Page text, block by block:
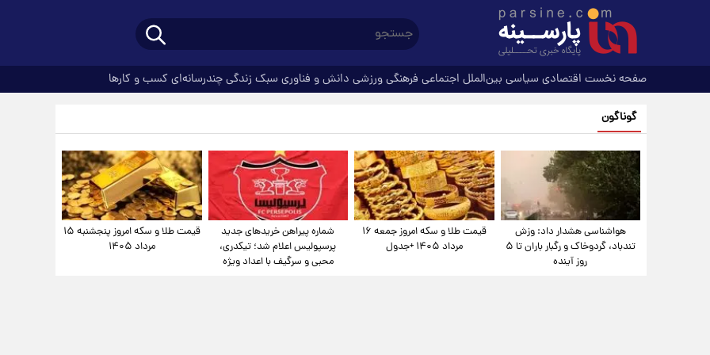
صفحه نخست اقتصادی سیاسی بین‌الملل اجتماعی فرهنگیورزشی دانش و فناوری سبک زندگیچندرسانه‌ای کسب و کارها
گوناگون
هواشناسی هشدار داد: وزش
تندباد، گردوخاک و رگبار باران تا ۵
روز آینده
قیمت طلا و سکه امروز جمعه ۱۶
مرداد ۱۴۰۵ +جدول
شماره پیراهن خریدهای جدید
پرسپولیس اعلام شد؛ تیکدری،
محبی و سرگیف با اعداد ویژه
قیمت طلا و سکه امروز پنجشنبه ۱۵
مرداد ۱۴۰۵